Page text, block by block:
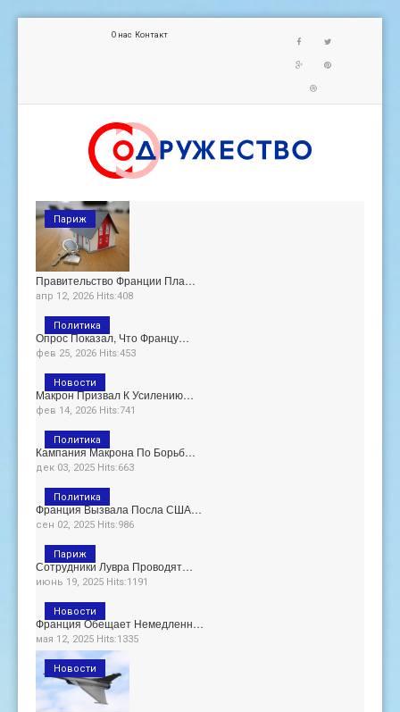
О нас Контакт
Правительство Франции Пла…
апр 12, 2026 Hits:408
Париж
Опрос Показал, Что Францу…
фев 25, 2026 Hits:453
Политика
Макрон Призвал К Усилению…
фев 14, 2026 Hits:741
Новости
Кампания Макрона По Борьб…
дек 03, 2025 Hits:663
Политика
Франция Вызвала Посла США…
сен 02, 2025 Hits:986
Политика
Сотрудники Лувра Проводят…
июнь 19, 2025 Hits:1191
Париж
Франция Обещает Немедленн…
мая 12, 2025 Hits:1335
Новости
Новости